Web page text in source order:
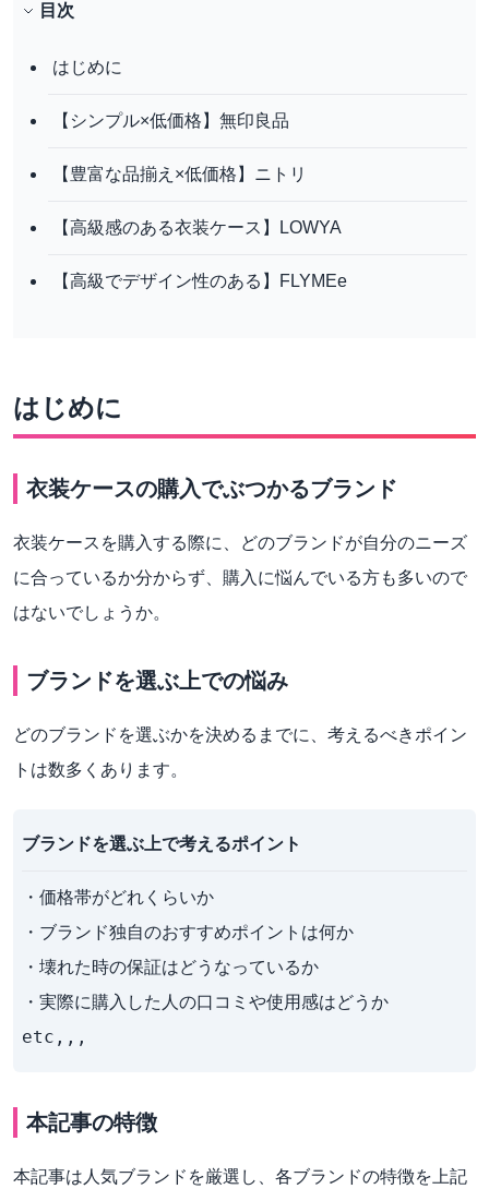
目次
はじめに
【シンプル×低価格】無印良品
【豊富な品揃え×低価格】ニトリ
【高級感のある衣装ケース】LOWYA
【高級でデザイン性のある】FLYMEe
はじめに
衣装ケースの購入でぶつかるブランド
衣装ケースを購入する際に、どのブランドが自分のニーズ
に合っているか分からず、購入に悩んでいる方も多いので
はないでしょうか。
ブランドを選ぶ上での悩み
どのブランドを選ぶかを決めるまでに、考えるべきポイン
トは数多くあります。
ブランドを選ぶ上で考えるポイント
・価格帯がどれくらいか
・ブランド独自のおすすめポイントは何か
・壊れた時の保証はどうなっているか
・実際に購入した人の口コミや使用感はどうか
etc,,,
本記事の特徴
本記事は人気ブランドを厳選し、各ブランドの特徴を上記